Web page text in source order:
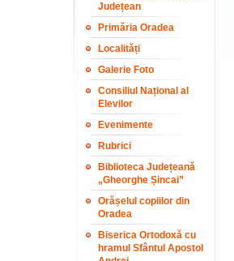
Județean
Primăria Oradea
Localități
Galerie Foto
Consiliul Național al
Elevilor
Evenimente
Rubrici
Biblioteca Județeană
„Gheorghe Șincai”
Orășelul copiilor din
Oradea
Biserica Ortodoxă cu
hramul Sfântul Apostol